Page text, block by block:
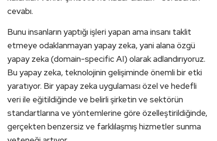
cevabı.
Bunu insanların yaptığı işleri yapan ama insanı taklit
etmeye odaklanmayan yapay zeka, yani alana özgü
yapay zeka (domain-specific AI) olarak adlandırıyoruz.
Bu yapay zeka, teknolojinin gelişiminde önemli bir etki
yaratıyor. Bir yapay zeka uygulaması özel ve hedefli
veri ile eğitildiğinde ve belirli şirketin ve sektörün
standartlarına ve yöntemlerine göre özelleştirildiğinde,
gerçekten benzersiz ve farklılaşmış hizmetler sunma